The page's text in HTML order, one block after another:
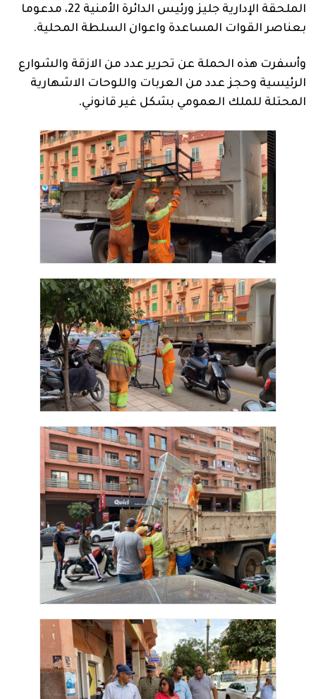
الملحقة الإدارية جليز ورئيس الدائرة الأمنية 22، مدعوما
بعناصر القوات المساعدة واعوان السلطة المحلية.
وأسفرت هذه الحملة عن تحرير عدد من الازقة والشوارع
الرئيسية وحجز عدد من العربات واللوحات الاشهارية
المحتلة للملك العمومي بشكل غير قانوني.